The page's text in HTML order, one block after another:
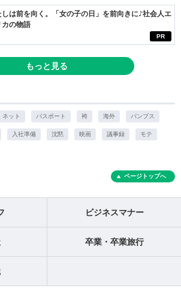
PR
しは前を向く。「女の子の日」を前向きに♪社会人エ
カの物語
もっと見る
ネット パスポート 袴 海外 パンプス
入社準備 沈黙 映画 議事録 モテ
ページトップへ
ビジネスマナー
卒業・卒業旅行